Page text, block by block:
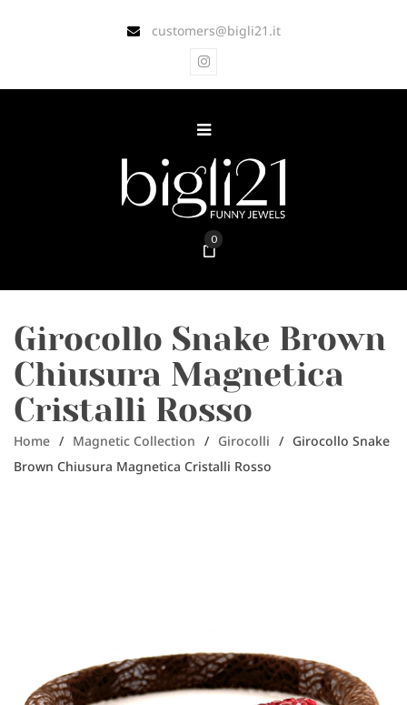
customers@bigli21.it
0
Girocollo Snake Brown
Chiusura Magnetica
Cristalli Rosso
Home / Magnetic Collection / Girocolli / Girocollo Snake
Brown Chiusura Magnetica Cristalli Rosso